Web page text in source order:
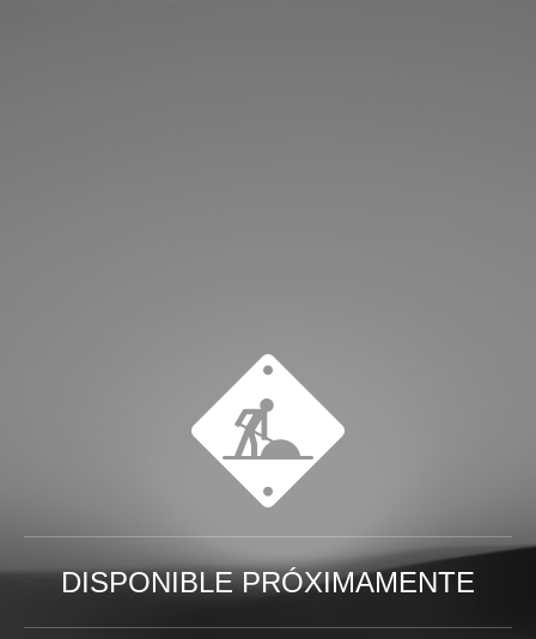
DISPONIBLE PRÓXIMAMENTE